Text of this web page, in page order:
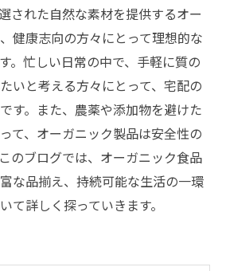
された自然な素材を提供するオー
健康志向の方々にとって理想的な
。忙しい日常の中で、手軽に質の
いと考える方々にとって、宅配の
す。また、農薬や添加物を避けた
て、オーガニック製品は安全性の
のブログでは、オーガニック食品
な品揃え、持続可能な生活の一環
て詳しく探っていきます。